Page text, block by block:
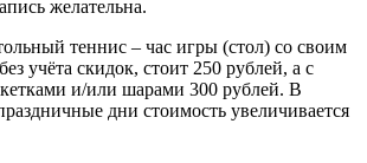
желательна.
теннис – час игры (стол) со своим
учёта скидок, стоит 250 рублей, а с
и/или шарами 300 рублей. В
дни стоимость увеличивается